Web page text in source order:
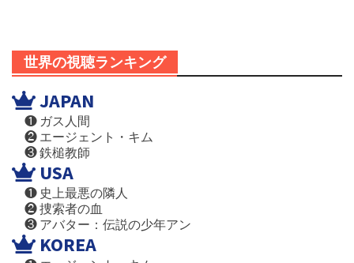
世界の視聴ランキング
JAPAN
❶ ガス人間
❷ エージェント・キム
❸ 鉄槌教師
USA
❶ 史上最悪の隣人
❷ 捜索者の血
❸ アバター：伝説の少年アン
KOREA